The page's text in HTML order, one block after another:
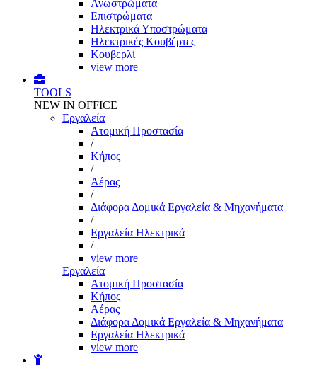
Ανωστρώματα
Επιστρώματα
Ηλεκτρικά Υποστρώματα
Ηλεκτρικές Κουβέρτες
Κουβερλί
view more
TOOLS
NEW IN OFFICE
Εργαλεία
Aτομική Προστασία
/
Kήπος
/
Αέρας
/
Διάφορα Δομικά Εργαλεία & Μηχανήματα
/
Εργαλεία Ηλεκτρικά
/
view more
Εργαλεία
Aτομική Προστασία
Kήπος
Αέρας
Διάφορα Δομικά Εργαλεία & Μηχανήματα
Εργαλεία Ηλεκτρικά
view more